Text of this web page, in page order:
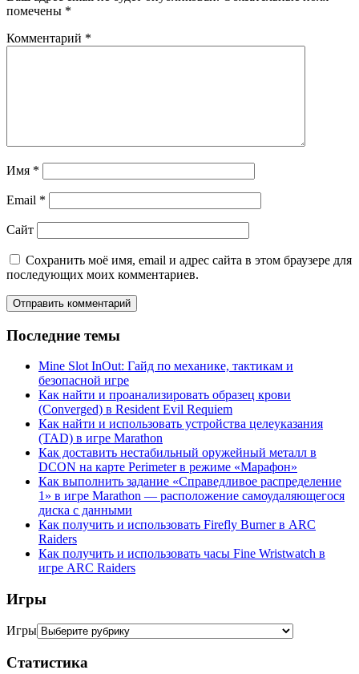
помечены *
Комментарий *
Имя *
Email *
Сайт
Сохранить моё имя, email и адрес сайта в этом браузере для
последующих моих комментариев.
Последние темы
Mine Slot InOut: Гайд по механике, тактикам и
безопасной игре
Как найти и проанализировать образец крови
(Converged) в Resident Evil Requiem
Как найти и использовать устройства целеуказания
(TAD) в игре Marathon
Как доставить нестабильный оружейный металл в
DCON на карте Perimeter в режиме «Марафон»
Как выполнить задание «Справедливое распределение
1» в игре Marathon — расположение самоудаляющегося
диска с данными
Как получить и использовать Firefly Burner в ARC
Raiders
Как получить и использовать часы Fine Wristwatch в
игре ARC Raiders
Игры
Игры
Статистика